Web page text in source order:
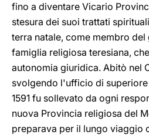
fino a diventare Vicario
stesura dei suoi trattati
terra natale, come membro
famiglia religiosa teresiana,
autonomia giuridica. Abitò nel
svolgendo l'ufficio di
1591 fu sollevato da ogni
nuova Provincia religiosa del
preparava per il lungo viaggio